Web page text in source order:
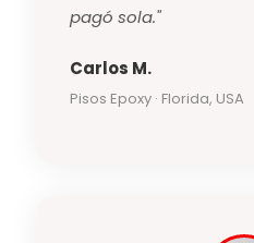
pagó sola."
Carlos M.
Pisos Epoxy · Florida, USA